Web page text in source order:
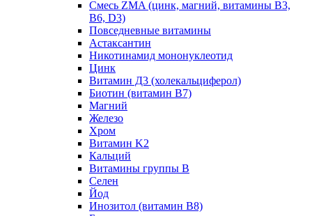
Смесь ZMA (цинк, магний, витамины B3,
B6, D3)
Повседневные витамины
Астаксантин
Никотинамид мононуклеотид
Цинк
Витамин Д3 (холекальциферол)
Биотин (витамин B7)
Магний
Железо
Хром
Витамин K2
Кальций
Витамины группы B
Селен
Йод
Инозитол (витамин B8)